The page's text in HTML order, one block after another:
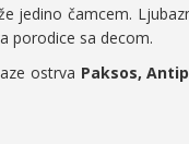
jedino čamcem.
porodice sa decom.
ostrva Paksos,